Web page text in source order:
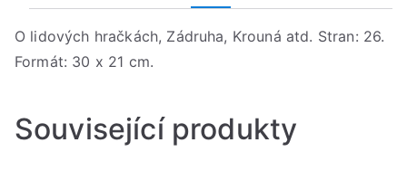
O lidových hračkách, Zádruha, Krouná atd. Stran: 26.
Formát: 30 x 21 cm.
Související produkty